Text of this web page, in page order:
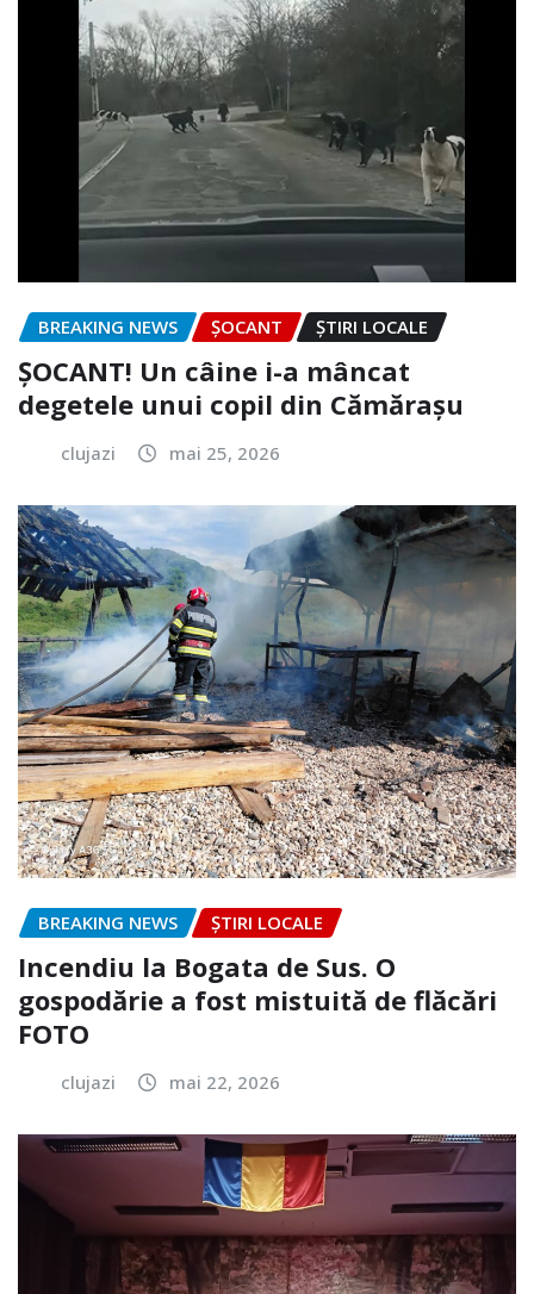
BREAKING NEWS ȘOCANT ȘTIRI LOCALE
ȘOCANT! Un câine i-a mâncat
degetele unui copil din Cămărașu
clujazi mai 25, 2026
BREAKING NEWS ȘTIRI LOCALE
Incendiu la Bogata de Sus. O
gospodărie a fost mistuită de flăcări
FOTO
clujazi mai 22, 2026